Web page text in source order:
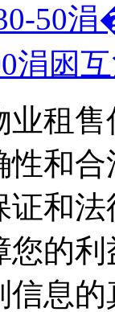
50
涓囦
业租
性和
证和
您的
信息